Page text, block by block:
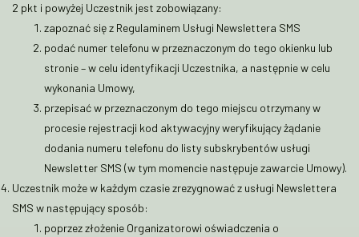
2 pkt i powyżej Uczestnik jest zobowiązany:
zapoznać się z Regulaminem Usługi Newslettera SMS
podać numer telefonu w przeznaczonym do tego okienku lub
stronie – w celu identyfikacji Uczestnika, a następnie w celu
wykonania Umowy,
przepisać w przeznaczonym do tego miejscu otrzymany w
procesie rejestracji kod aktywacyjny weryfikujący żądanie
dodania numeru telefonu do listy subskrybentów usługi
Newsletter SMS (w tym momencie następuje zawarcie Umowy).
Uczestnik może w każdym czasie zrezygnować z usługi Newslettera
SMS w następujący sposób:
poprzez złożenie Organizatorowi oświadczenia o